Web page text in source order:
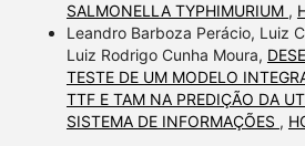
SALMONELLA TYPHIMURIUM ,
Leandro Barboza Perácio, Luiz
Luiz Rodrigo Cunha Moura,
TESTE DE UM MODELO
TTF E TAM NA PREDIÇÃO DA
SISTEMA DE INFORMAÇÕES ,